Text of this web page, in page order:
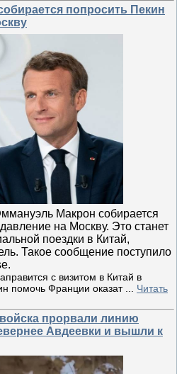
попросить Пекин
Макрон собирается
на Москву. Это станет
поездки в Китай,
Такое сообщение поступило
с визитом в Китай в
помочь Франции оказат
Читать
прорвали линию
Авдеевки и вышли к